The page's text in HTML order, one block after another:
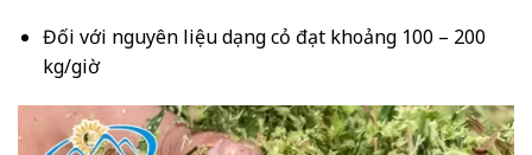
Đối với nguyên liệu dạng cỏ đạt khoảng 100 – 200
kg/giờ